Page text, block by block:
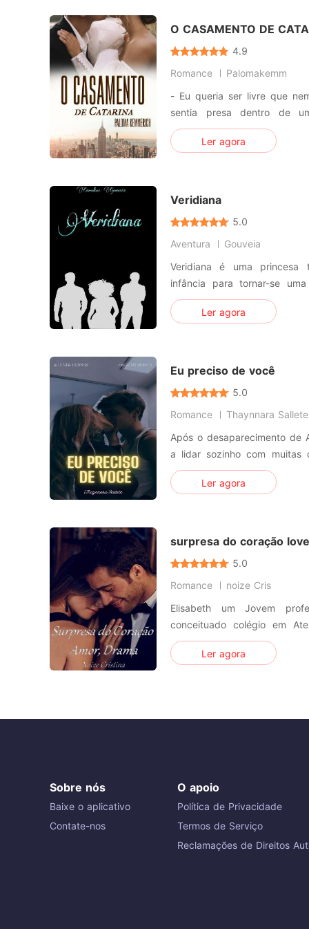
O CASAMENTO DE
4.9
Romance
Palomakemm
- Eu queria ser livre que
sentia presa dentro de uma gaiola.
mulçumana com espírito
esforçada e corajosa! Se
Ler agora
Veridiana
5.0
Aventura
Gouveia
Veridiana é uma princesa
infância para tornar-se
ambições são frustradas
obrigando a começar
Ler agora
Eu preciso de você
5.0
Romance
Thaynnara Sallete
Após o desaparecimento de
a lidar sozinho com muitas
sua mãe, a prisão do seu
ausência da pessoa que lhe
Ler agora
surpresa do coração love
5.0
Romance
noize Cris
Elisabeth um Jovem
conceituado colégio em
noivo Cristhian. E aos seu 27 anos receber uma proposta
para trabalhar em uma
Ler agora
Sobre nós
Baixe o aplicativo
Contate-nos
O apoio
Política de Privacidade
Termos de Serviço
Reclamações de Direitos